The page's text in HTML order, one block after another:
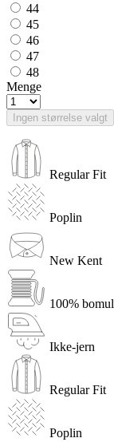
44
45
46
47
48
Menge
Ingen størrelse valgt
Regular Fit
Poplin
New Kent
100%
Ikke-jern
Regular Fit
Poplin